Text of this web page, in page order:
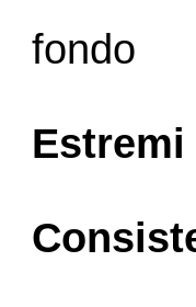
fondo